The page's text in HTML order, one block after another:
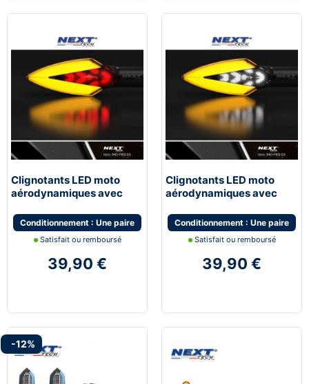
Clignotants LED moto
aérodynamiques avec
Conditionnement : Une paire
Satisfait ou remboursé
39,90 €
Clignotants LED moto
aérodynamiques avec
Conditionnement : Une paire
Satisfait ou remboursé
39,90 €
-12%